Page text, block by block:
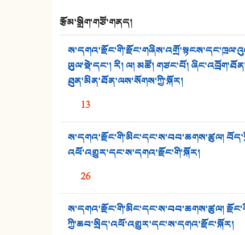
32. ཨ་མ།
33. འཛོམས་པའི་ལམ།
34. ཉི་མ་སེམས་ལ་ཞོག་དང་། -
36. ཟླ་གཞོན་སྙན་དབྱངས། - ཟླ་སྒྲོན།
38. ཡབ་ཡུམ། - ཟླ་སྒྲོན།
རྩོམ་སྒྲིག་གཙོ་གནད།
ཡུལ་སྡེ་དང་། རི། ལ། མཚོ། གཙང་པོ།
ཐུན་མིན་ཐོན་ལས་སོགས་ཀྱི་སྐོར།
13
ས་དགའ་རྫོང་གི་མིང་དང་ས་བབ་ཆགས་ཚུལ།
འཕོ་འགྱུར་དང་ས་དགའ་རྫོང་གི་སྐོར།
26
ས་དགའ་རྫོང་གི་མིང་དང་ས་བབ་ཆགས་ཚུལ།
ཀྱི་ཆབ་སྲིད་འཕོ་འགྱུར་དང་ས་དགའ་རྫོང་སྐོར།